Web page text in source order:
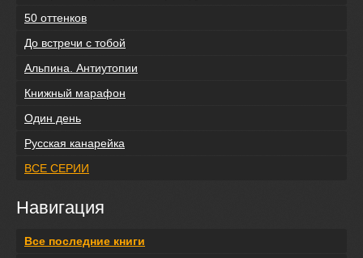
50 оттенков
До встречи с тобой
Альпина. Антиутопии
Книжный марафон
Один день
Русская канарейка
ВСЕ СЕРИИ
Навигация
Все последние книги